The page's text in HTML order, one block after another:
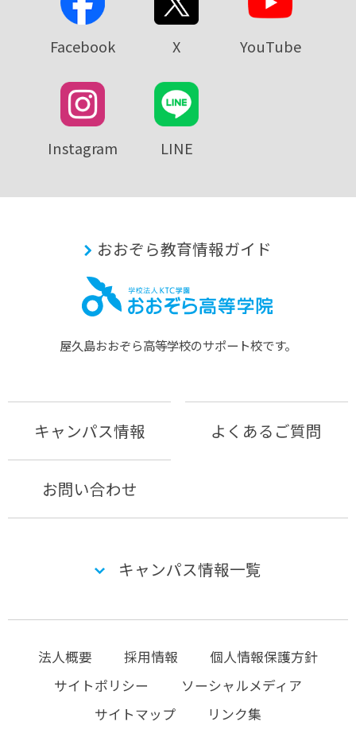
Facebook X YouTube
Instagram LINE
おおぞら教育情報ガイド
屋久島おおぞら⾼等学校のサポート校です。
キャンパス情報 よくあるご質問
お問い合わせ
キャンパス情報一覧
法人概要 採用情報
個人情報保護方針
サイトポリシー
ソーシャルメディア
サイトマップ
リンク集